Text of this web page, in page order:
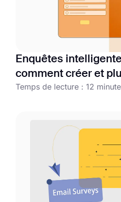
Enquêtes
comment créer et
Temps de lecture : 12